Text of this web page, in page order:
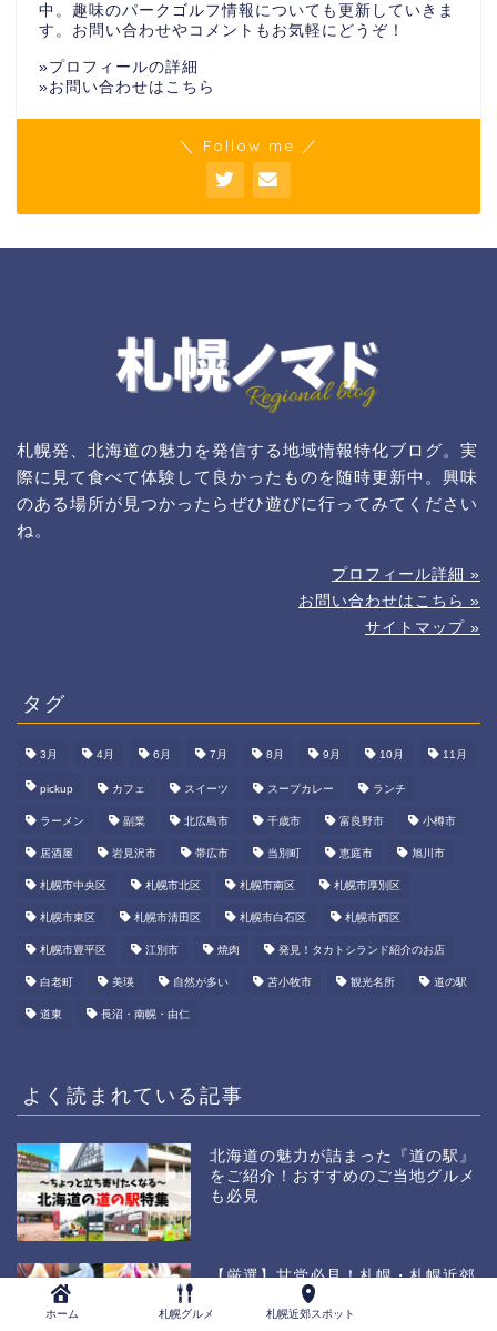
中。趣味のパークゴルフ情報についても更新していきま
す。お問い合わせやコメントもお気軽にどうぞ！
»プロフィールの詳細
»お問い合わせはこちら
＼ Follow me ／
札幌発、北海道の魅力を発信する地域情報特化ブログ。実
際に見て食べて体験して良かったものを随時更新中。興味
のある場所が見つかったらぜひ遊びに行ってみてください
ね。
プロフィール詳細 »
お問い合わせはこちら »
サイトマップ »
タグ
3月 4月 6月 7月 8月 9月 10月 11月
pickup カフェ スイーツ スープカレー ランチ
ラーメン 副業 北広島市 千歳市 富良野市 小樽市
居酒屋 岩見沢市 帯広市 当別町 恵庭市 旭川市
札幌市中央区 札幌市北区 札幌市南区 札幌市厚別区
札幌市東区 札幌市清田区 札幌市白石区 札幌市西区
札幌市豊平区 江別市 焼肉 発見！タカトシランド紹介のお店
白老町 美瑛 自然が多い 苫小牧市 観光名所 道の駅
道東 長沼・南幌・由仁
よく読まれている記事
北海道の魅力が詰まった『道の駅』
をご紹介！おすすめのご当地グルメ
も必見
【厳選】甘党必見！札幌・札幌近郊
のおすすめジェラート店５選【ソフ
トクリームも人気】
ホーム 札幌グルメ 札幌近郊スポット